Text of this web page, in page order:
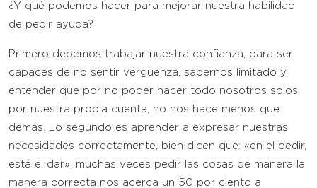
¿Y qué podemos hacer para mejorar nuestra habilidad
de pedir ayuda?
Primero debemos trabajar nuestra confianza, para ser
capaces de no sentir vergüenza, sabernos limitado y
entender que por no poder hacer todo nosotros solos
por nuestra propia cuenta, no nos hace menos que
demás. Lo segundo es aprender a expresar nuestras
necesidades correctamente, bien dicen que: «en el pedir,
está el dar», muchas veces pedir las cosas de manera la
manera correcta nos acerca un 50 por ciento a